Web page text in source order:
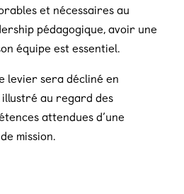
et nécessaires au
pédagogique, avoir une
équipe est essentiel.
levier sera décliné en
au regard des
attendues d’une
mission.